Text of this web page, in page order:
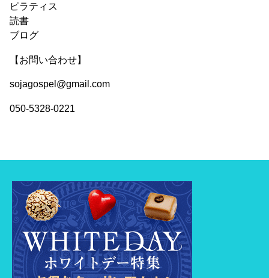
ピラティス
読書
ブログ
【お問い合わせ】
sojagospel@gmail.com
050-5328-0221